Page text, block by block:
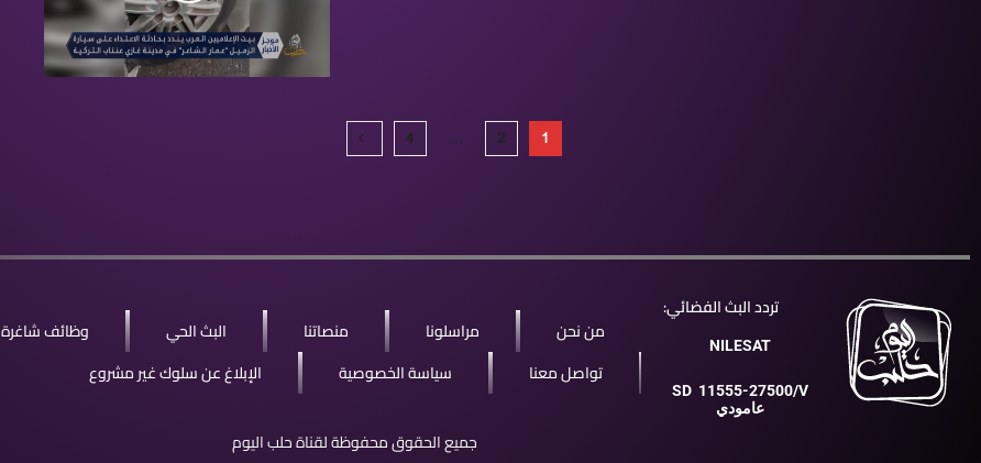
1
2
…
4
تردد البث الفضائي:
NILESAT
SD 11555-27500/V
عامودي
من نحن مراسلونا منصاتنا البث الحي وظائف شاغرة
تواصل معنا
سياسة الخصوصية الإبلاغ عن سلوك غير مشروع
جميع الحقوق محفوظة لقناة حلب اليوم